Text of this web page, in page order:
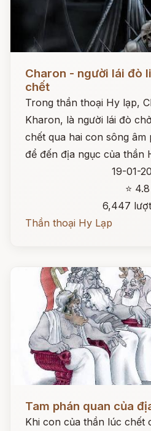
Charon - người lái đò
chết
Trong thần thoại Hy lạp,
Kharon, là người lái đò
chết qua hai con sông
để đến địa ngục của thần
19-01-
⭐ 4.8
6,447
Thần thoại Hy Lạp
Tam phán quan của
Khi con của thần lúc chết